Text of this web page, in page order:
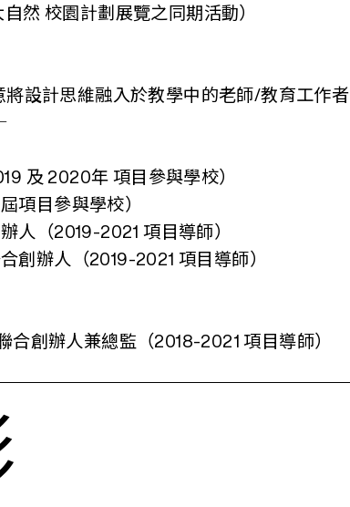
自然 校園計劃展覽之同期活動）
設計思維融入於教學中的老師/教育工作者
及 2020年 項目參與學校）
項目參與學校）
人（2019-2021 項目導師）
創辦人（2019-2021 項目導師）
創辦人兼總監（2018-2021 項目導師）